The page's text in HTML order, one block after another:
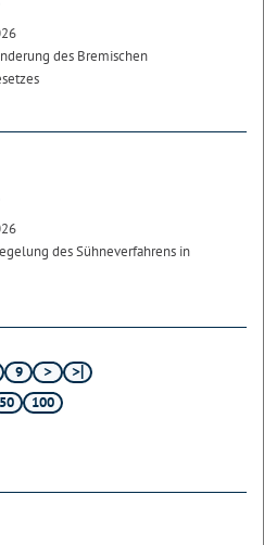
des Bremischen
des Sühneverfahrens in
9
50 100